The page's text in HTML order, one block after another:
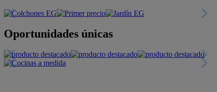
Oportunidades únicas